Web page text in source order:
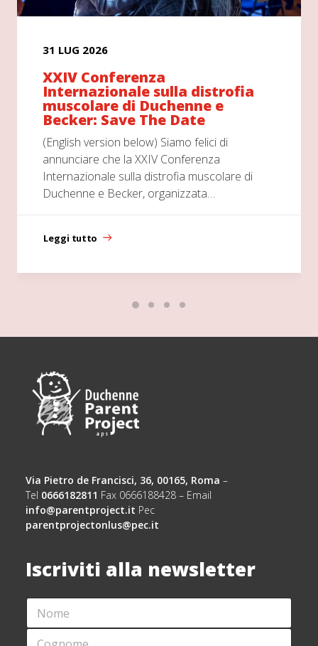
31 LUG 2026
XXIV Conferenza
Internazionale sulla distrofia
muscolare di Duchenne e
Becker: Save The Date
(English version below) Siamo felici di
annunciare che la XXIV Conferenza
Internazionale sulla distrofia muscolare di
Duchenne e Becker, organizzata…
Leggi tutto
Via Pietro de Francisci, 36, 00165, Roma –
Tel 0666182811 Fax 0666188428 – Email
info@parentproject.it Pec
parentprojectonlus@pec.it
Iscriviti alla newsletter
*
M
N
M
C